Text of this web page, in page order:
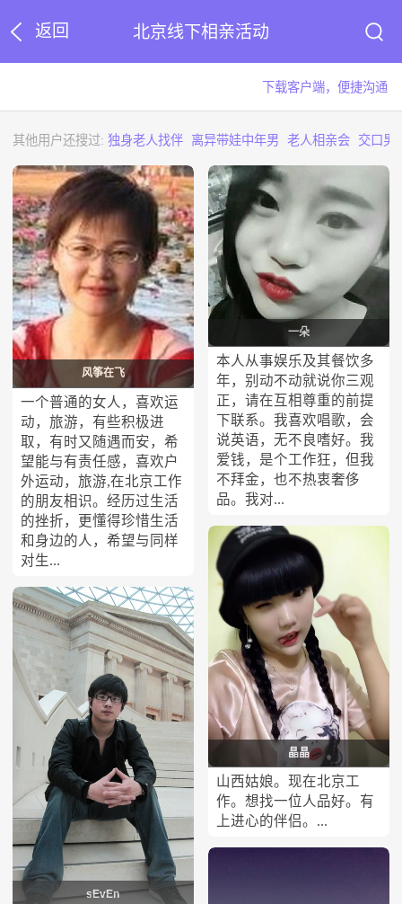
返回 北京线下相亲活动
下载客户端，便捷沟通
其他用户还搜过:独身老人找伴 离异带娃中年男 老人相亲会 交口男
风筝在飞
一个普通的女人，喜欢运
动，旅游，有些积极进
取，有时又随遇而安，希
望能与有责任感，喜欢户
外运动，旅游,在北京工作
的朋友相识。经历过生活
的挫折，更懂得珍惜生活
和身边的人，希望与同样
对生...
sEvEn
一朵
本人从事娱乐及其餐饮多
年，别动不动就说你三观
正，请在互相尊重的前提
下联系。我喜欢唱歌，会
说英语，无不良嗜好。我
爱钱，是个工作狂，但我
不拜金，也不热衷奢侈
品。我对...
晶晶
山西姑娘。现在北京工
作。想找一位人品好。有
上进心的伴侣。...